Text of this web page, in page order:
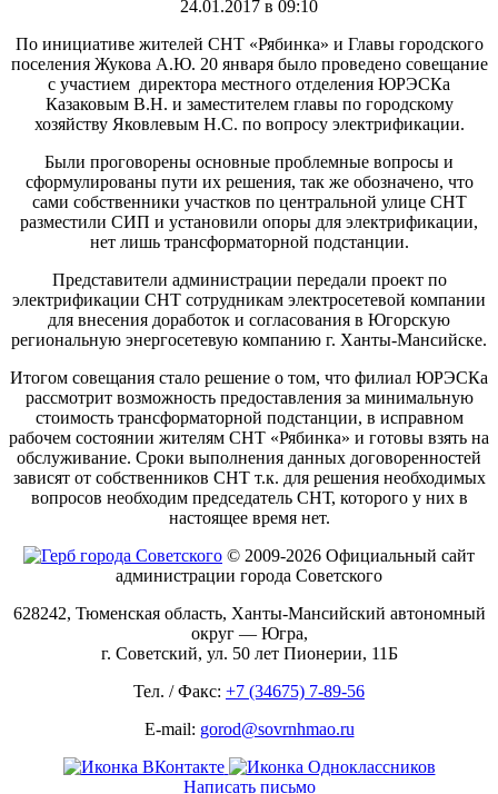
24.01.2017 в 09:10
По инициативе жителей СНТ «Рябинка» и Главы городского
поселения Жукова А.Ю. 20 января было проведено совещание
с участием директора местного отделения ЮРЭСКа
Казаковым В.Н. и заместителем главы по городскому
хозяйству Яковлевым Н.С. по вопросу электрификации.
Были проговорены основные проблемные вопросы и
сформулированы пути их решения, так же обозначено, что
сами собственники участков по центральной улице СНТ
разместили СИП и установили опоры для электрификации,
нет лишь трансформаторной подстанции.
Представители администрации передали проект по
электрификации СНТ сотрудникам электросетевой компании
для внесения доработок и согласования в Югорскую
региональную энергосетевую компанию г. Ханты-Мансийске.
Итогом совещания стало решение о том, что филиал ЮРЭСКа
рассмотрит возможность предоставления за минимальную
стоимость трансформаторной подстанции, в исправном
рабочем состоянии жителям СНТ «Рябинка» и готовы взять на
обслуживание. Сроки выполнения данных договоренностей
зависят от собственников СНТ т.к. для решения необходимых
вопросов необходим председатель СНТ, которого у них в
настоящее время нет.
© 2009-2026 Официальный сайт
администрации города Советского
628242, Тюменская область, Ханты-Мансийский автономный
округ — Югра,
г. Советский, ул. 50 лет Пионерии, 11Б
Тел. / Факс: +7 (34675) 7-89-56
E-mail: gorod@sovrnhmao.ru
Написать письмо